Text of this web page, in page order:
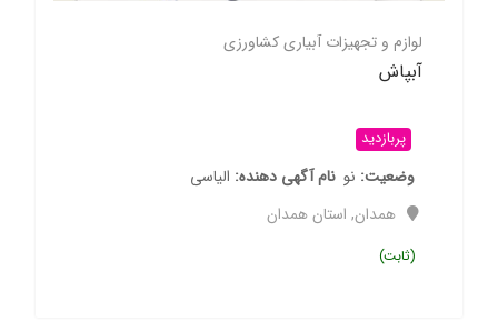
لوازم و تجهیزات آبیاری کشاورزی
آبپاش
پربازدید
وضعیت نو نام آگهی دهنده الیاسی
همدان, استان همدان
(ثابت)